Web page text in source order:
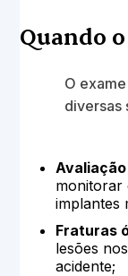
Quando
O
diversas
monitorar
implantes
Fraturas
lesões
acidente;